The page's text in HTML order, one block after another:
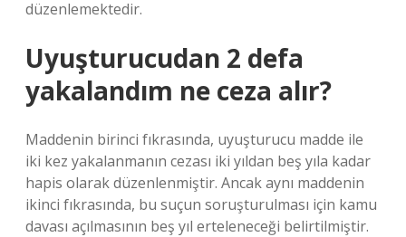
düzenlemektedir.
Uyuşturucudan 2 defa
yakalandım ne ceza alır?
Maddenin birinci fıkrasında, uyuşturucu madde ile
iki kez yakalanmanın cezası iki yıldan beş yıla kadar
hapis olarak düzenlenmiştir. Ancak aynı maddenin
ikinci fıkrasında, bu suçun soruşturulması için kamu
davası açılmasının beş yıl erteleneceği belirtilmiştir.